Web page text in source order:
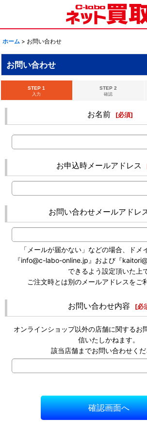
ホーム > お問い合わせ
お問い合わせ
STEP 1
入力
STEP 2
確認
お名前 [必須]
お申込時メールアドレス
お問い合わせメールアドレ
「メールが届かない」などの場合、ドメ
『info@c-labo-online.jp』および『
できるよう設定頂いた上
ご注文時とは別のメールアドレスをご
お問い合わせ内容 [必
オンラインショップ以外の店舗に関するお
信いたしかねます。
該当店舗までお問い合わせくだ
確認画面へ